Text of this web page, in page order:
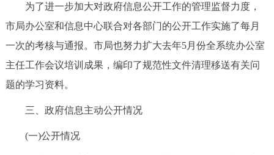
为了进一步加大对政府信息公开工作的管理监督力度，
市局办公室和信息中心联合对各部门的公开工作实施了每月
一次的考核与通报。市局也努力扩大去年5月份全系统办公室
主任工作会议培训成果，编印了规范性文件清理移送有关问
题的学习资料。
三、政府信息主动公开情况
(一)公开情况